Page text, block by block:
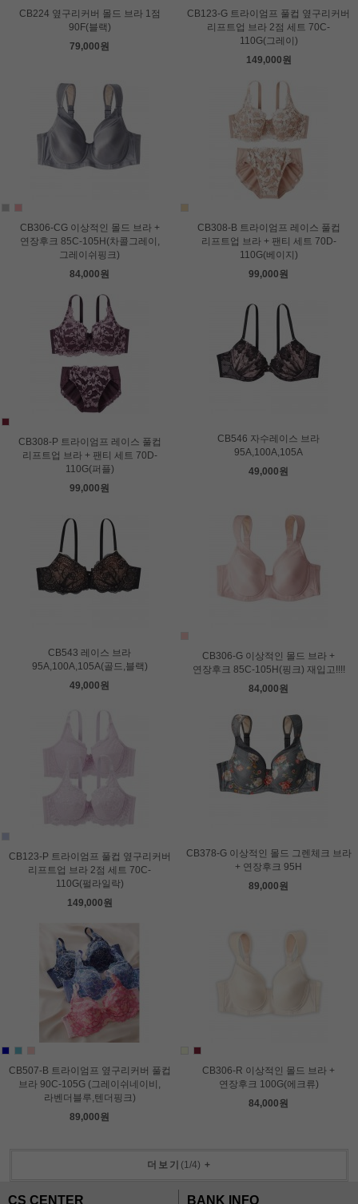
CB224 옆구리커버 몰드 브라 1점
90F(블랙)
79,000원
CB123-G 트라이엄프 풀컵 옆구리커버
리프트업 브라 2점 세트 70C-
110G(그레이)
149,000원
CB306-CG 이상적인 몰드 브라 +
연장후크 85C-105H(차콜그레이,
그레이쉬핑크)
84,000원
CB308-B 트라이엄프 레이스 풀컵
리프트업 브라 + 팬티 세트 70D-
110G(베이지)
99,000원
CB308-P 트라이엄프 레이스 풀컵
리프트업 브라 + 팬티 세트 70D-
110G(퍼플)
99,000원
CB546 자수레이스 브라
95A,100A,105A
49,000원
CB543 레이스 브라
95A,100A,105A(골드,블랙)
49,000원
CB306-G 이상적인 몰드 브라 +
연장후크 85C-105H(핑크) 재입고!!!!
84,000원
CB123-P 트라이엄프 풀컵 옆구리커버
리프트업 브라 2점 세트 70C-
110G(펄라일락)
149,000원
CB378-G 이상적인 몰드 그렌체크 브라
+ 연장후크 95H
89,000원
CB507-B 트라이엄프 옆구리커버 풀컵
브라 90C-105G (그레이쉬네이비,
라벤더블루,텐더핑크)
89,000원
CB306-R 이상적인 몰드 브라 +
연장후크 100G(에크류)
84,000원
더보기 (1/4) +
CS CENTER BANK INFO